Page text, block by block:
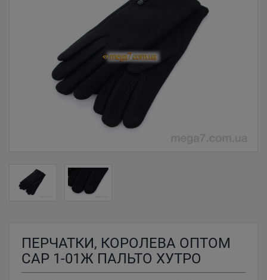
ПЕРЧАТКИ, КОРОЛЕВА ОПТОМ
CAP 1-01Ж ПАЛЬТО ХУТРО